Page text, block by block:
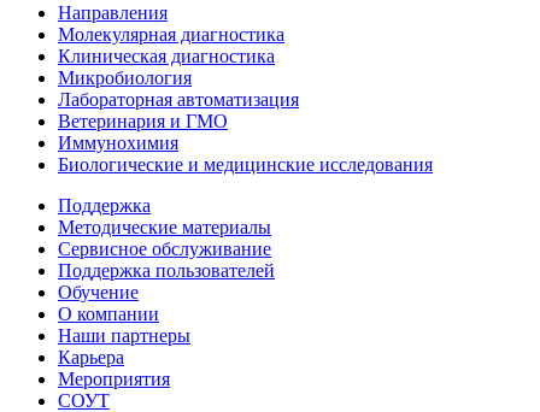
Направления
Молекулярная диагностика
Клиническая диагностика
Микробиология
Лабораторная автоматизация
Ветеринария и ГМО
Иммунохимия
Биологические и медицинские исследования
Поддержка
Методические материалы
Сервисное обслуживание
Поддержка пользователей
Обучение
О компании
Наши партнеры
Карьера
Мероприятия
СОУТ